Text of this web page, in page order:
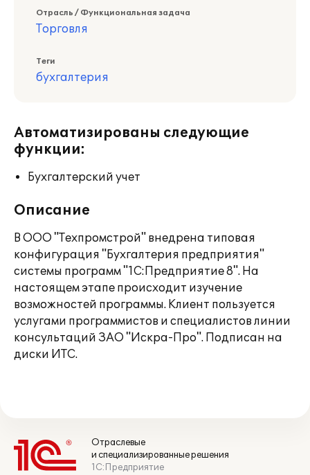
Отрасль / Функциональная задача
Торговля
Теги
бухгалтерия
Автоматизированы следующие
функции:
Бухгалтерский учет
Описание
В ООО "Техпромстрой" внедрена типовая
конфигурация "Бухгалтерия предприятия"
системы программ "1С:Предприятие 8". На
настоящем этапе происходит изучение
возможностей программы. Клиент пользуется
услугами программистов и специалистов линии
консультаций ЗАО "Искра-Про". Подписан на
диски ИТС.
Отраслевые
и специализированные решения
1С:Предприятие